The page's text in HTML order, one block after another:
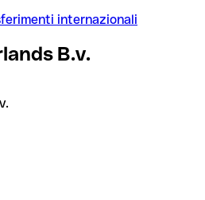
internazionali
B.v.